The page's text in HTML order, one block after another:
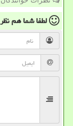
لطفا شما هم